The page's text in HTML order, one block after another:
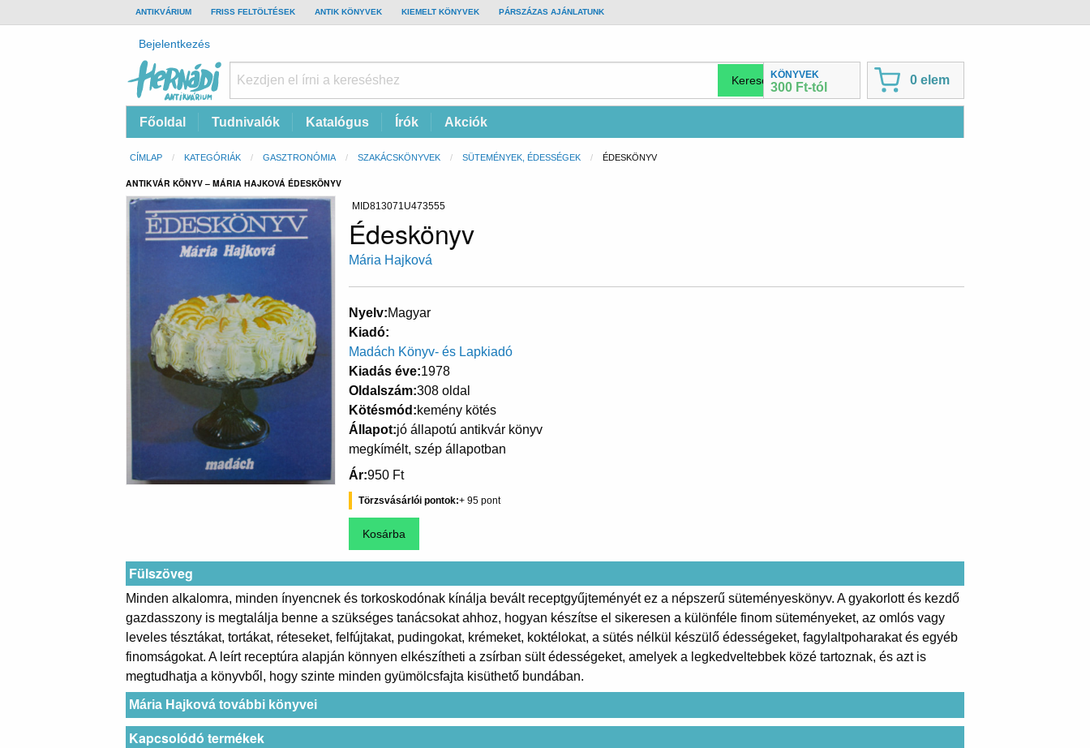
TOP
BAR
ANTIKVÁRIUM FRISS FELTÖLTÉSEK ANTIK KÖNYVEK KIEMELT KÖNYVEK PÁRSZÁZAS AJÁNLATUNK
Felhasználói
fiók
menüje
Bejelentkezés
Antikvárium
Online
KÖNYVEK
300 Ft-tól
0 elem
Fő
navigáció
Főoldal Tudnivalók Katalógus Írók Akciók
Morzsa
CÍMLAP KATEGÓRIÁK GASZTRONÓMIA SZAKÁCSKÖNYVEK SÜTEMÉNYEK, ÉDESSÉGEK CURRENT:
ÉDESKÖNYV
ANTIKVÁR KÖNYV – MÁRIA HAJKOVÁ ÉDESKÖNYV
MID813071U473555
Édeskönyv
Mária Hajková
Nyelv Magyar
Kiadó
Madách Könyv- és Lapkiadó
Kiadás éve 1978
Oldalszám 308 oldal
Kötésmód kemény kötés
Állapot jó állapotú antikvár könyv
megkímélt, szép állapotban
Ár 950 Ft
Törzsvásárlói pontok 95
Fülszöveg
Minden alkalomra, minden ínyencnek és torkoskodónak kínálja bevált receptgyűjteményét ez a népszerű süteményeskönyv. A gyakorlott és kezdő
gazdasszony is megtalálja benne a szükséges tanácsokat ahhoz, hogyan készítse el sikeresen a különféle finom süteményeket, az omlós vagy
leveles tésztákat, tortákat, réteseket, felfújtakat, pudingokat, krémeket, koktélokat, a sütés nélkül készülő édességeket, fagylaltpoharakat és egyéb
finomságokat. A leírt receptúra alapján könnyen elkészítheti a zsírban sült édességeket, amelyek a legkedveltebbek közé tartoznak, és azt is
megtudhatja a könyvből, hogy szinte minden gyümölcsfajta kisüthető bundában.
Mária Hajková további könyvei
Kapcsolódó termékek